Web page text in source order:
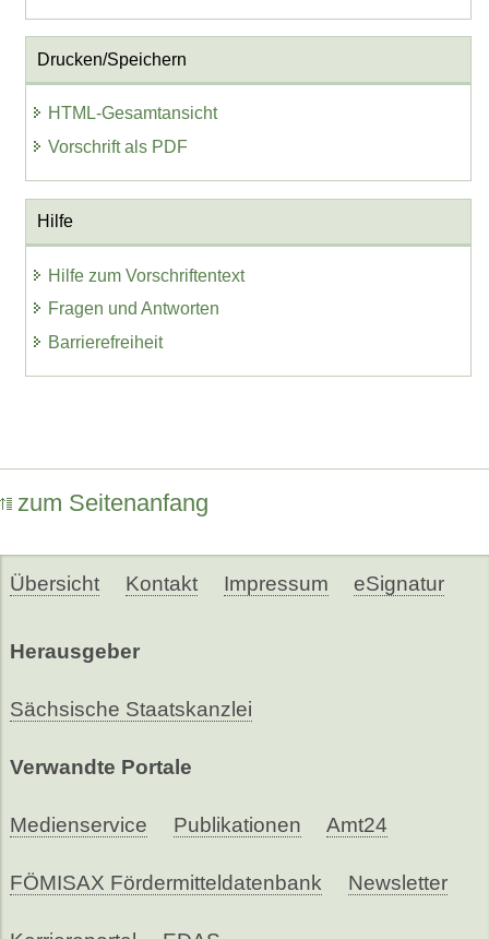
Drucken/Speichern
HTML-Gesamtansicht
Vorschrift als PDF
Hilfe
Hilfe zum Vorschriftentext
Fragen und Antworten
Barrierefreiheit
zum Seitenanfang
Übersicht Kontakt Impressum eSignatur
Herausgeber
Sächsische Staatskanzlei
Verwandte Portale
Medienservice Publikationen Amt24
FÖMISAX Fördermitteldatenbank Newsletter